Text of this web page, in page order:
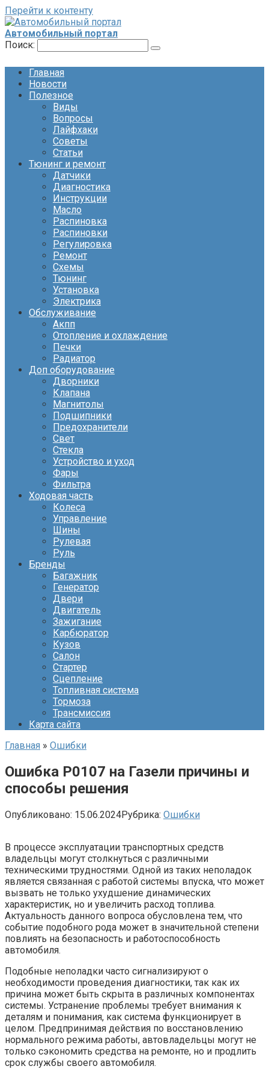
Перейти к контенту
Автомобильный портал
Поиск:
Главная
Новости
Полезное
Виды
Вопросы
Лайфхаки
Советы
Статьи
Тюнинг и ремонт
Датчики
Диагностика
Инструкции
Масло
Распиновка
Распиновки
Регулировка
Ремонт
Схемы
Тюнинг
Установка
Электрика
Обслуживание
Акпп
Отопление и охлаждение
Печки
Радиатор
Доп оборудование
Дворники
Клапана
Магнитолы
Подшипники
Предохранители
Свет
Стекла
Устройство и уход
Фары
Фильтра
Ходовая часть
Колеса
Управление
Шины
Рулевая
Руль
Бренды
Багажник
Генератор
Двери
Двигатель
Зажигание
Карбюратор
Кузов
Салон
Стартер
Сцепление
Топливная система
Тормоза
Трансмиссия
Карта сайта
Главная » Ошибки
Ошибка Р0107 на Газели причины и
способы решения
Опубликовано: 15.06.2024Рубрика: Ошибки
В процессе эксплуатации транспортных средств
владельцы могут столкнуться с различными
техническими трудностями. Одной из таких неполадок
является связанная с работой системы впуска, что может
вызвать не только ухудшение динамических
характеристик, но и увеличить расход топлива.
Актуальность данного вопроса обусловлена тем, что
событие подобного рода может в значительной степени
повлиять на безопасность и работоспособность
автомобиля.
Подобные неполадки часто сигнализируют о
необходимости проведения диагностики, так как их
причина может быть скрыта в различных компонентах
системы. Устранение проблемы требует внимания к
деталям и понимания, как система функционирует в
целом. Предпринимая действия по восстановлению
нормального режима работы, автовладельцы могут не
только сэкономить средства на ремонте, но и продлить
срок службы своего автомобиля.